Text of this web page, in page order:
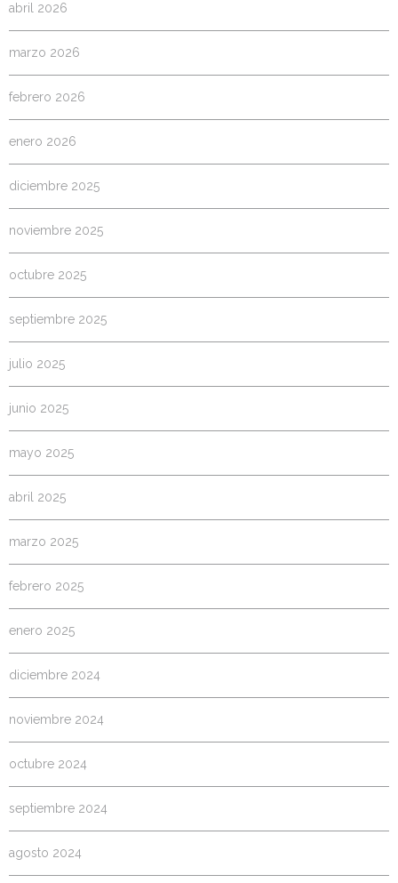
abril 2026
marzo 2026
febrero 2026
enero 2026
diciembre 2025
noviembre 2025
octubre 2025
septiembre 2025
julio 2025
junio 2025
mayo 2025
abril 2025
marzo 2025
febrero 2025
enero 2025
diciembre 2024
noviembre 2024
octubre 2024
septiembre 2024
agosto 2024